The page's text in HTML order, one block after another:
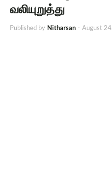
வலியுறுத்து
Published by Nitharsan - August